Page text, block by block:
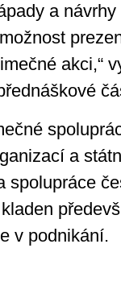
a
akci,“
a
spolupráce
v podnikání.